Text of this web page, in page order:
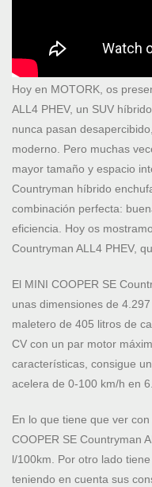
Hoy en MOTORK, os
ALL4 PHEV, un SUV
nunca pasan
moderno. Pero muchas
mayor tamaño y espacio
Countryman híbrido
combinación perfecta:
eficiencia. Hoy os
Countryman ALL4 PHEV,
El MINI COOPER SE
unas dimensiones de
maletero de 405 litros de
CV con un par motor
características, consigue
acelera de 0-100 km/h en
En lo que tiene que ver
COOPER SE Countryman
l/100km. Por otro lado
teniendo en cuenta sus